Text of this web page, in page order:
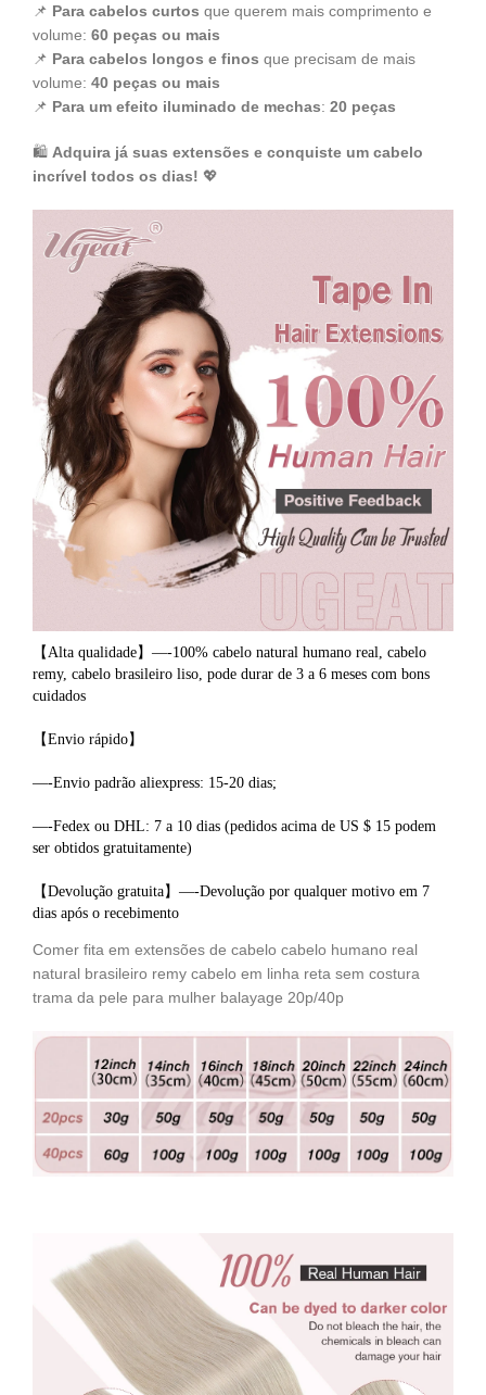
📌 Para cabelos curtos que querem mais comprimento e
volume: 60 peças ou mais
📌 Para cabelos longos e finos que precisam de mais
volume: 40 peças ou mais
📌 Para um efeito iluminado de mechas: 20 peças
🛍 Adquira já suas extensões e conquiste um cabelo
incrível todos os dias! 💖
【Alta qualidade】—-100% cabelo natural humano real, cabelo
remy, cabelo brasileiro liso, pode durar de 3 a 6 meses com bons
cuidados
【Envio rápido】
—-Envio padrão aliexpress: 15-20 dias;
—-Fedex ou DHL: 7 a 10 dias (pedidos acima de US $ 15 podem
ser obtidos gratuitamente)
【Devolução gratuita】—-Devolução por qualquer motivo em 7
dias após o recebimento
Comer fita em extensões de cabelo cabelo humano real
natural brasileiro remy cabelo em linha reta sem costura
trama da pele para mulher balayage 20p/40p